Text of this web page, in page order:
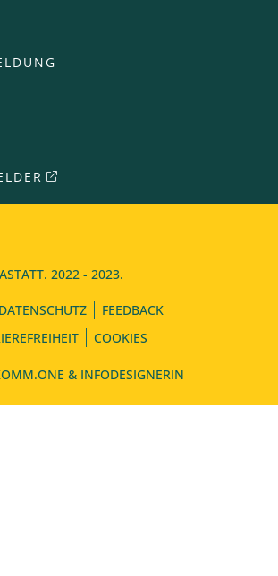
2022 - 2023.
DATENSCHUTZ
FEEDBACK
COOKIES
& INFODESIGNERIN